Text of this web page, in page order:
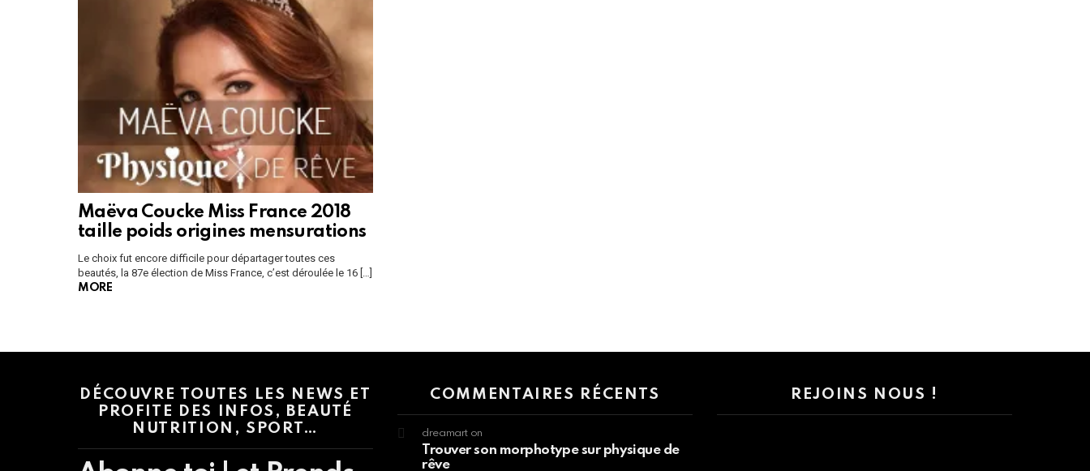
Maëva Coucke Miss France 2018
taille poids origines mensurations
Le choix fut encore difficile pour départager toutes ces
beautés, la 87e élection de Miss France, c’est déroulée le 16 […]
MORE
DÉCOUVRE TOUTES LES NEWS ET
PROFITE DES INFOS, BEAUTÉ
NUTRITION, SPORT…
COMMENTAIRES RÉCENTS
dreamart on
Trouver son morphotype sur physique de
rêve
REJOINS NOUS !